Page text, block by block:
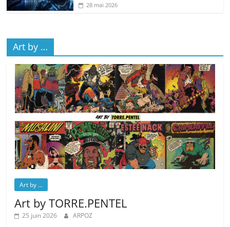
28 mai 2026
Art by …
Art by ...
Art by TORRE.PENTEL
25 juin 2026 ARPOZ